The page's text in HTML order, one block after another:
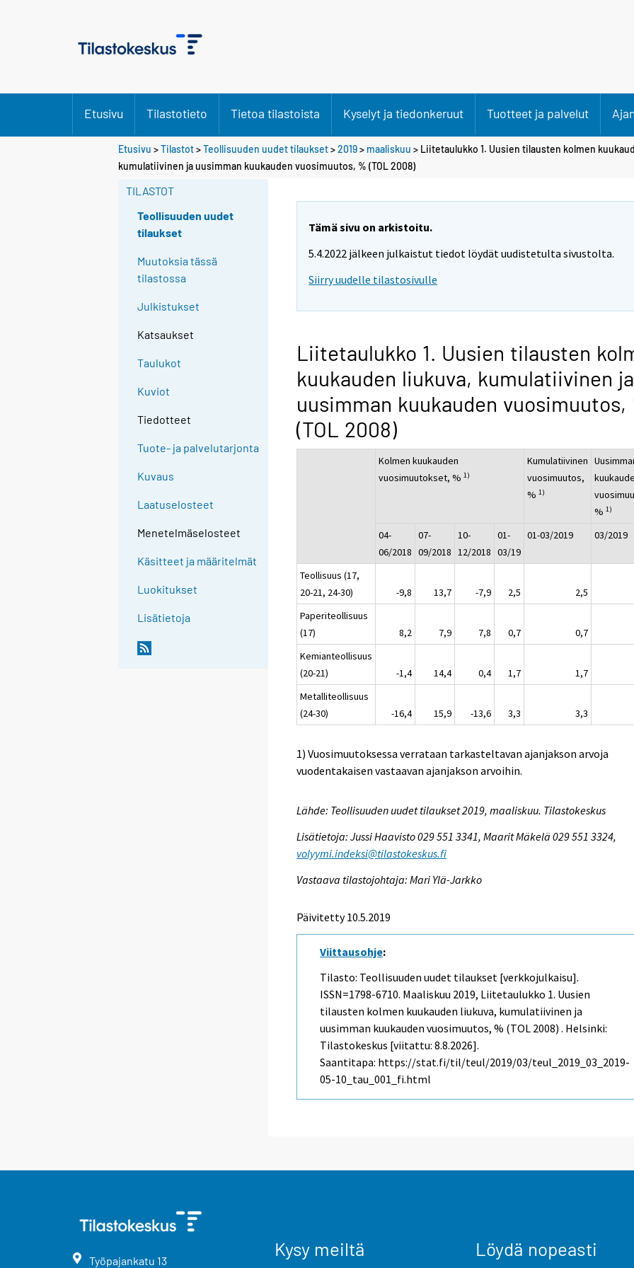
Etusivu Tilastotieto Tietoa tilastoista Kyselyt ja tiedonkeruut Tuotteet ja palvelut
Etusivu >Tilastot>Teollisuuden uudet tilaukset>2019> maaliskuu > Liitetaulukko 1. Uusien tilausten kolmen
kumulatiivinen ja uusimman kuukauden vuosimuutos, % (TOL 2008)
TILASTOT
Teollisuuden uudet
tilaukset
Muutoksia tässä
tilastossa
Julkistukset
Katsaukset
Taulukot
Kuviot
Tiedotteet
Tuote- ja palvelutarjonta
Kuvaus
Laatuselosteet
Menetelmäselosteet
Käsitteet ja määritelmät
Luokitukset
Lisätietoja
Tämä sivu on arkistoitu.
5.4.2022 jälkeen julkaistut tiedot löydät uudistetulta sivustolta.
Siirry uudelle tilastosivulle
Liitetaulukko 1. Uusien tilausten
kuukauden liukuva, kumulatiivinen ja
uusimman kuukauden vuosimuutos,
(TOL 2008)
Kolmen kuukauden
vuosimuutokset, %1)
Kumulatiivinen
vuosimuutos,
%1)
%1)
04-
06/2018
07-
09/2018
10-
12/2018
01-
03/19
01-03/2019 03/2019
Teollisuus (17,
20-21, 24-30)
-9,8 13,7 -7,9 2,5 2,5
Paperiteollisuus
(17)
8,2 7,9 7,8 0,7 0,7
Kemianteollisuus
(20-21)
-1,4 14,4 0,4 1,7 1,7
Metalliteollisuus
(24-30)
-16,4 15,9 -13,6 3,3 3,3
1) Vuosimuutoksessa verrataan tarkasteltavan ajanjakson arvoja
vuodentakaisen vastaavan ajanjakson arvoihin.
Lähde: Teollisuuden uudet tilaukset 2019, maaliskuu. Tilastokeskus
Lisätietoja: Jussi Haavisto 029 551 3341, Maarit Mäkelä 029 551 3324,
volyymi.indeksi@tilastokeskus.fi
Vastaava tilastojohtaja: Mari Ylä-Jarkko
Päivitetty 10.5.2019
Viittausohje:
Tilasto: Teollisuuden uudet tilaukset [verkkojulkaisu].
ISSN=1798-6710. Maaliskuu 2019, Liitetaulukko 1. Uusien
tilausten kolmen kuukauden liukuva, kumulatiivinen ja
uusimman kuukauden vuosimuutos, % (TOL 2008) . Helsinki:
Tilastokeskus [viitattu: 8.8.2026].
Saantitapa: https://stat.fi/til/teul/2019/03/teul_2019_03_2019-
05-10_tau_001_fi.html
Työpajankatu 13
Kysy meiltä Löydä nopeasti